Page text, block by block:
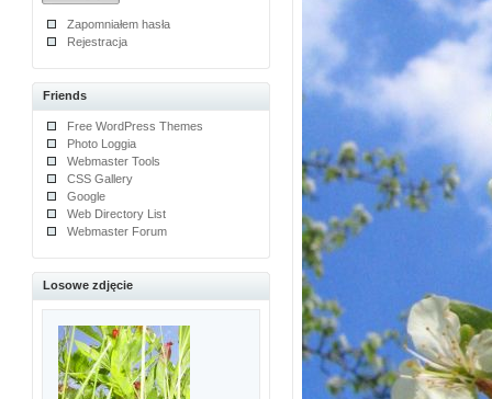
Zapomniałem hasła
Rejestracja
Friends
Free WordPress Themes
Photo Loggia
Webmaster Tools
CSS Gallery
Google
Web Directory List
Webmaster Forum
Losowe zdjęcie